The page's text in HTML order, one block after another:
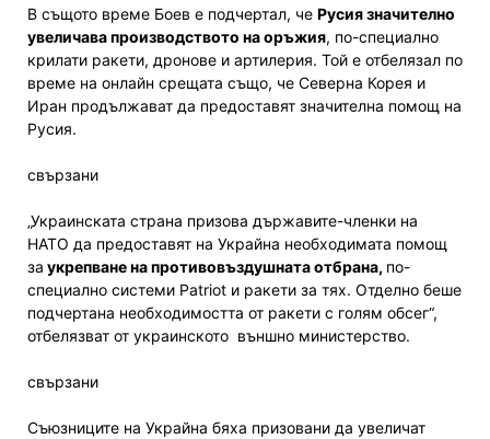
В същото време Боев е подчертал, че Русия значително
увеличава производството на оръжия, по-специално
крилати ракети, дронове и артилерия. Той е отбелязал по
време на онлайн срещата също, че Северна Корея и
Иран продължават да предоставят значителна помощ на
Русия.
свързани
„Украинската страна призова държавите-членки на
НАТО да предоставят на Украйна необходимата помощ
за укрепване на противовъздушната отбрана, по-
специално системи Patriot и ракети за тях. Отделно беше
подчертана необходимостта от ракети с голям обсег“,
отбелязват от украинското външно министерство.
свързани
Съюзниците на Украйна бяха призовани да увеличат